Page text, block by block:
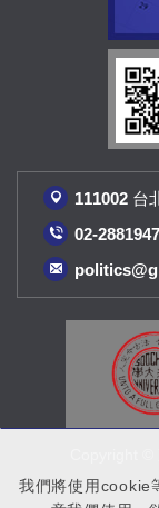
我們將使用cookie
Copyright
111002 台
02-